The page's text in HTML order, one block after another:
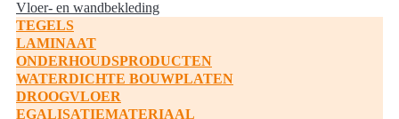
Vloer- en wandbekleding
TEGELS
LAMINAAT
ONDERHOUDSPRODUCTEN
WATERDICHTE BOUWPLATEN
DROOGVLOER
EGALISATIEMATERIAAL